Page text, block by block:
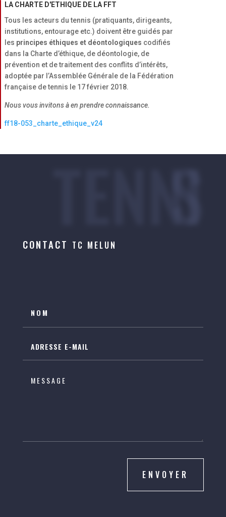
LA CHARTE D'ETHIQUE DE LA FFT
Tous les acteurs du tennis (pratiquants, dirigeants,
institutions, entourage etc.) doivent être guidés par
les principes éthiques et déontologiques codifiés
dans la Charte d’éthique, de déontologie, de
prévention et de traitement des conflits d’intérêts,
adoptée par l’Assemblée Générale de la Fédération
française de tennis le 17 février 2018.
Nous vous invitons à en prendre connaissance.
ff18-053_charte_ethique_v24
TENNIS
CONTACT TC MELUN
ENVOYER